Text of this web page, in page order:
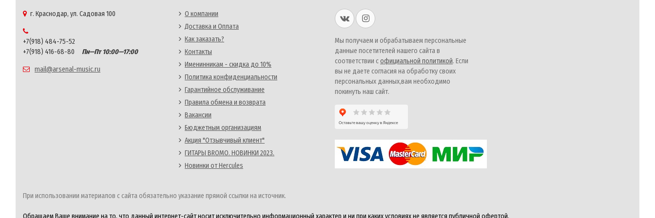
г. Краснодар, ул. Садовая 100
+7(918) 484-75-52
+7(918) 416-68-80
Пн—Пт 10:00—17:00
mail@arsenal-music.ru
О компании
Доставка и Оплата
Как заказать?
Контакты
Именинникам - скидка до 10%
Политика конфиденциальности
Гарантийное обслуживание
Правила обмена и возврата
Вакансии
Бюджетным организациям
Акция "Отзывчивый клиент"
ГИТАРЫ BROMO. НОВИНКИ 2023.
Новинки от Hercules
Мы получаем и обрабатываем персональные
данные посетителей нашего сайта в
соответствии софициальной политикой. Если
вы не даете согласия на обработку своих
персональных данных,вам необходимо
покинуть наш сайт.
При использовании материалов с сайта обязательно указание прямой ссылки на источник.
Обращаем Ваше внимание на то, что данный интернет-сайт носит исключительно информационный характер и ни при каких условиях не является публичной офертой,